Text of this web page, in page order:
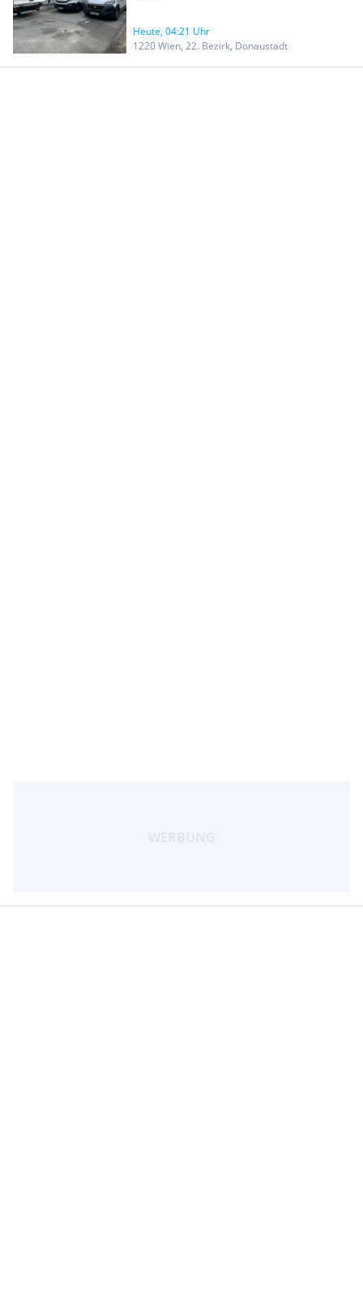
Heute, 04:21 Uhr
1220 Wien, 22. Bezirk, Donaustadt